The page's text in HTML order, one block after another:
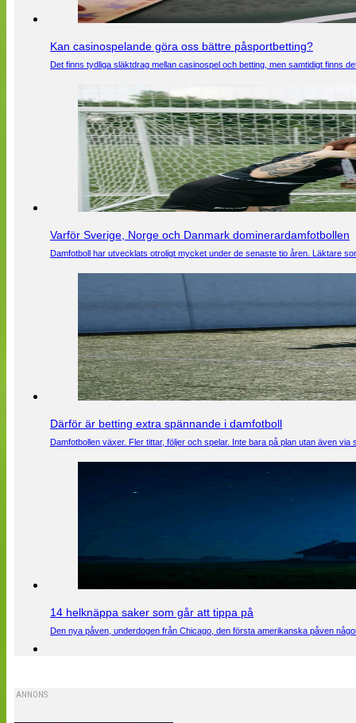
Kan casinospelande göra oss bättre påsportbetting?
Det finns tydliga släktdrag mellan casinospel och betting, men samtidigt finns
Varför Sverige, Norge och Danmark dominerardamfotbollen
Damfotboll har utvecklats otroligt mycket under de senaste tio åren. Läktare
Därför är betting extra spännande i damfotboll
Damfotbollen växer. Fler tittar, följer och spelar. Inte bara på plan utan även
14 helknäppa saker som går att tippa på
Den nya påven, underdogen från Chicago, den första amerikanska påven
ANNONS